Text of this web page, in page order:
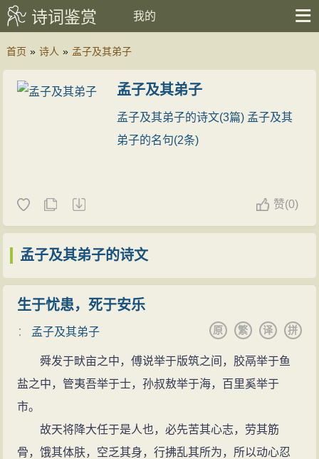
诗词鉴赏 我的
首页 » 诗人 » 孟子及其弟子
孟子及其弟子
孟子及其弟子的诗文(3篇) 孟子及其
弟子的名句(2条)
赞(0)
孟子及其弟子的诗文
生于忧患，死于安乐
： 孟子及其弟子 拼
译
繁
原
舜发于畎亩之中，傅说举于版筑之间，胶鬲举于鱼
盐之中，管夷吾举于士，孙叔敖举于海，百里奚举于
市。
故天将降大任于是人也，必先苦其心志，劳其筋
骨，饿其体肤，空乏其身，行拂乱其所为，所以动心忍